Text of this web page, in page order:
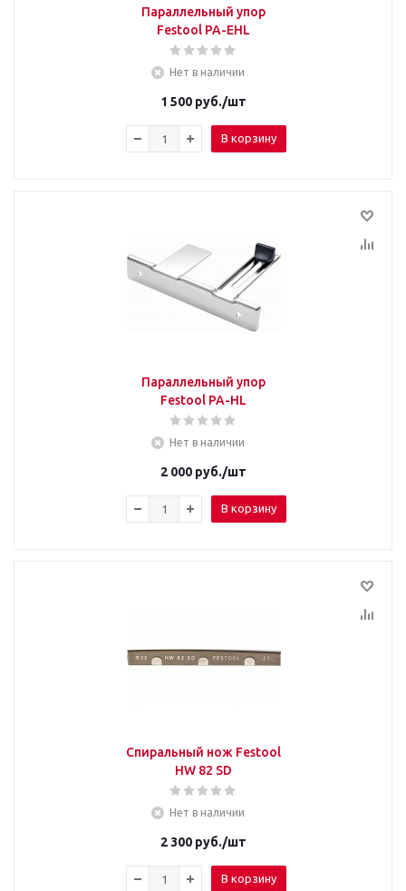
Параллельный упор
Festool PA-EHL
Нет в наличии
1 500 руб./шт
В корзину
Параллельный упор
Festool PA-HL
Нет в наличии
2 000 руб./шт
В корзину
Спиральный нож Festool
HW 82 SD
Нет в наличии
2 300 руб./шт
В корзину